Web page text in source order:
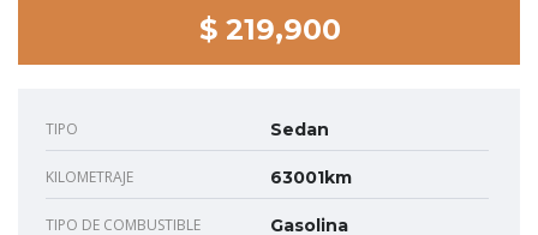
$ 219,900
TIPO Sedan
KILOMETRAJE 63001km
TIPO DE COMBUSTIBLE Gasolina